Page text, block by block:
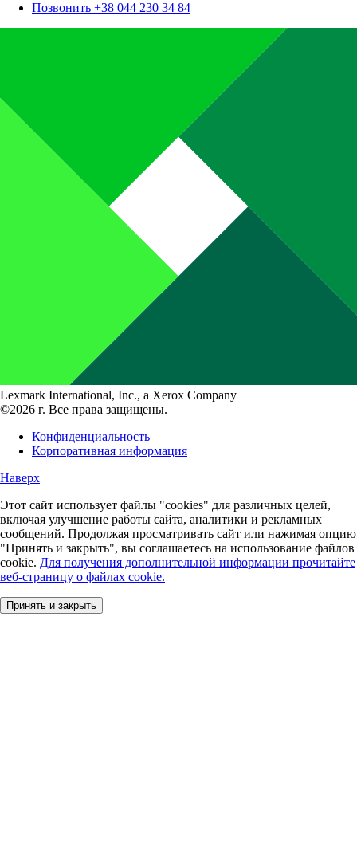
Позвонить +38 044 230 34 84
Lexmark International, Inc., a Xerox Company
©2026 г. Все права защищены.
Конфиденциальность
Корпоративная информация
Наверх
Этот сайт использует файлы "cookies" для различных целей,
включая улучшение работы сайта, аналитики и рекламных
сообщений. Продолжая просматривать сайт или нажимая опцию
"Принять и закрыть", вы соглашаетесь на использование файлов
cookie. Для получения дополнительной информации прочитайте
веб-страницу о файлах cookie.
Принять и закрыть